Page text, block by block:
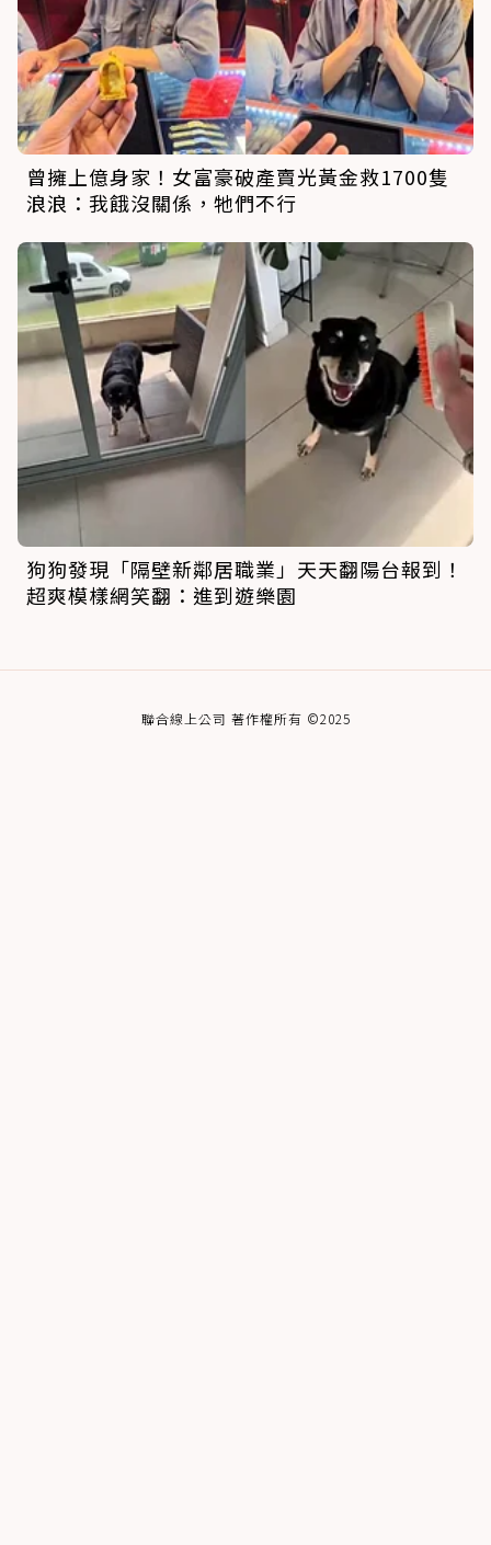
曾擁上億身家！女富豪破產賣光黃金救1700隻
浪浪：我餓沒關係，牠們不行
狗狗發現「隔壁新鄰居職業」天天翻陽台報到！
超爽模樣網笑翻：進到遊樂園
聯合線上公司 著作權所有 ©2025